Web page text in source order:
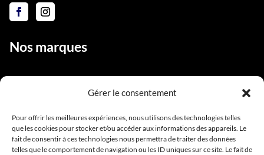
Gérer le consentement
Pour offrir les meilleures expériences, nous utilisons des technologies telles
que les cookies pour stocker et/ou accéder aux informations des appareils. Le
fait de consentir à ces technologies nous permettra de traiter des données
telles que le comportement de navigation ou les ID uniques sur ce site. Le fait de
Nos marques
Notre équipe
Contact